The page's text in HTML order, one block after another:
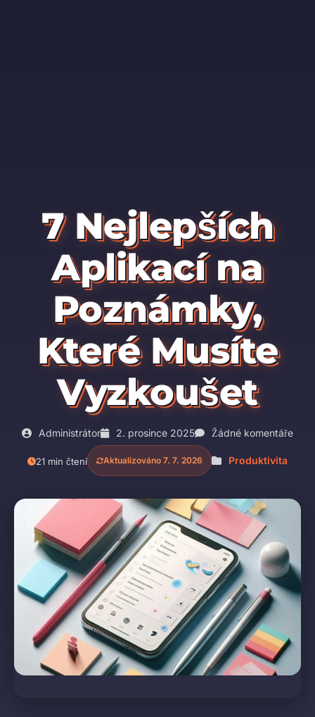
7 Nejlepších
Aplikací na
Poznámky,
Které Musíte
Vyzkoušet
Administrátor 2. prosince 2025 Žádné komentáře
21 min čtení Aktualizováno 7. 7. 2026 Produktivita